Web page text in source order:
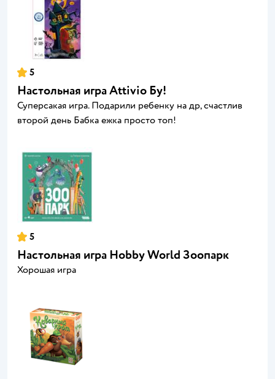
5
Настольная игра Attivio Бу!
Суперсакая игра. Подарили ребенку на др, счастлив
второй день Бабка ежка просто топ!
5
Настольная игра Hobby World Зоопарк
Хорошая игра